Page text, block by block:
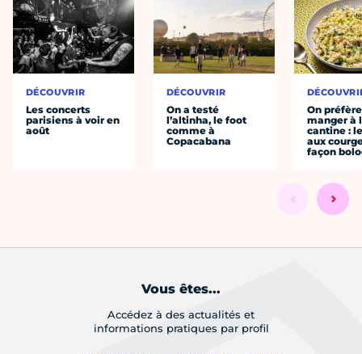
DÉCOUVRIR
Les concerts
parisiens à voir en
août
DÉCOUVRIR
On a testé
l’altinha, le foot
comme à
Copacabana
On préfère
manger à
cantine :
aux
façon
Vous êtes...
Accédez à des actualités et
informations pratiques par profil